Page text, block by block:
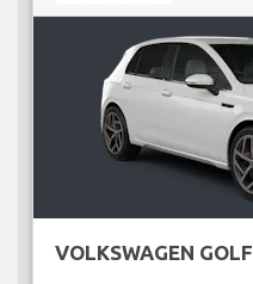
VOLKSWAGEN GOLF